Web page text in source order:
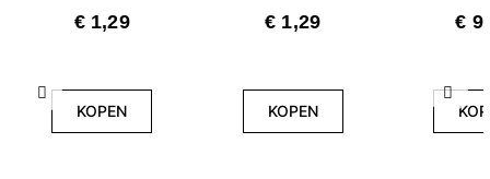
Vorige
€ 1,29
KOPEN
€ 1,29
KOPEN
€